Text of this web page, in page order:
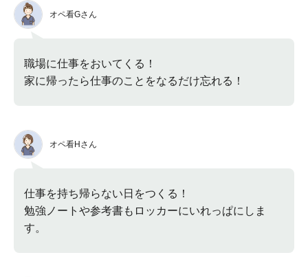
オペ看Gさん
職場に仕事をおいてくる！
家に帰ったら仕事のことをなるだけ忘れる！
オペ看Hさん
仕事を持ち帰らない日をつくる！
勉強ノートや参考書もロッカーにいれっぱにしま
す。